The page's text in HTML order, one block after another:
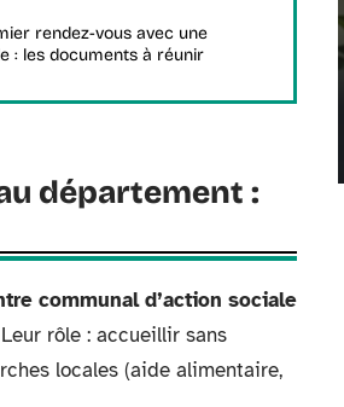
rendez-vous avec une
: les documents à réunir
département :
communal d’action sociale
rôle : accueillir sans
locales (aide alimentaire,